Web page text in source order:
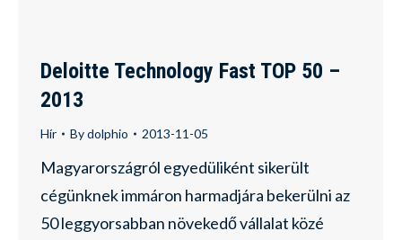
Deloitte Technology Fast TOP 50 –
2013
Hír Bydolphio 2013-11-05
Magyarországról egyedüliként sikerült
cégünknek immáron harmadjára bekerülni az
50 leggyorsabban növekedő vállalat közé